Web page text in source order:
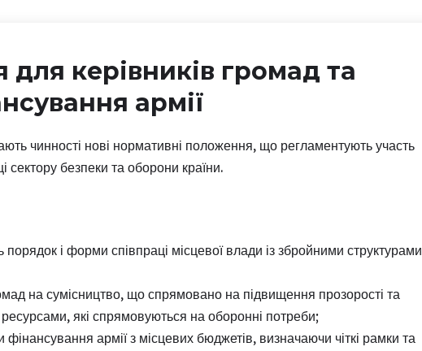
керівників громад та
армії
чинності нові нормативні положення, що регламентують участь
сектору безпеки та оборони країни.
і форми співпраці місцевої влади із збройними структурами
на сумісництво, що спрямовано на підвищення прозорості та
які спрямовуються на оборонні потреби;
фінансування армії з місцевих бюджетів, визначаючи чіткі рамки та